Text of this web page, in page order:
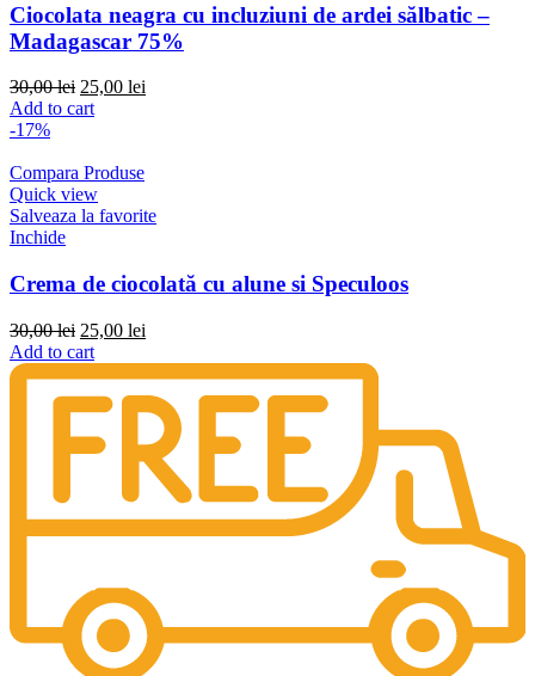
Ciocolata neagra cu incluziuni de ardei sălbatic –
Madagascar 75%
30,00lei Original
price
25,00 lei
Add to cart
-17%
Compara Produse
Quick view
Salveaza la favorite
Inchide
Crema de ciocolată cu alune si Speculoos
30,00lei Original
price
30,00 lei.
25,00 lei
25,00 lei.
Add to cart